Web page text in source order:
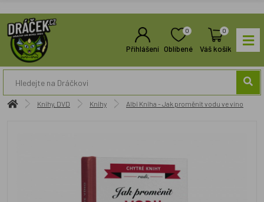
Přihlášení
0
Oblíbené
0
Váš košík
Knihy, DVD Knihy Albi Kniha - Jak proměnit vodu ve víno